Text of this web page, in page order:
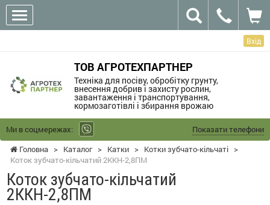
Вхід
ТОВ АГРОТЕХПАРТНЕР
Техніка для посіву, обробітку грунту,
внесення добрив і захисту рослин,
завантаження і транспортування,
кормозаготівлі і збирання врожаю
Ми в соцмережах:
Показати телефони
Головна > Каталог > Катки > Котки зубчато-кільчаті >
Коток зубчато-кільчатий 2ККН-2,8ПМ
Коток зубчато-кільчатий
2ККН-2,8ПМ